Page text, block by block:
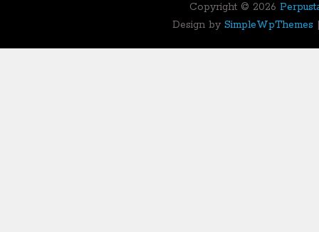
Copyright © 2026
Design bySimpleWpThemes